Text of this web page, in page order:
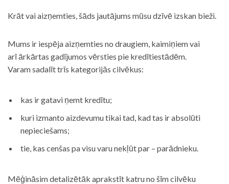
Krāt vai aizņemties, šāds jautājums mūsu dzīvē izskan bieži.
Mums ir iespēja aizņemties no draugiem, kaimiņiem vai
arī ārkārtas gadījumos vērsties pie kredītiestādēm.
Varam sadalīt trīs kategorijās cilvēkus:
kas ir gatavi ņemt kredītu;
kuri izmanto aizdevumu tikai tad, kad tas ir absolūti
nepieciešams;
tie, kas cenšas pa visu varu nekļūt par – parādnieku.
Mēģināsim detalizētāk aprakstīt katru no šīm cilvēku